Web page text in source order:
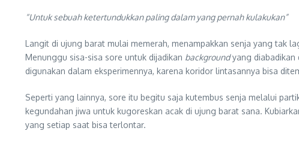
“Untuk sebuah ketertundukkan paling dalam yang pernah kulakukan”
Langit di ujung barat mulai memerah, menampakkan senja yang tak
Menunggu sisa-sisa sore untuk dijadikan backgroundyang diabadikan
digunakan dalam eksperimennya, karena koridor lintasannya bisa
Seperti yang lainnya, sore itu begitu saja kutembus senja melalui
kegundahan jiwa untuk kugoreskan acak di ujung barat sana.
yang setiap saat bisa terlontar.